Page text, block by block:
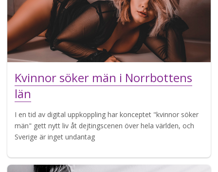
Kvinnor söker män i Norrbottens
län
I en tid av digital uppkoppling har konceptet "kvinnor söker
män" gett nytt liv åt dejtingscenen över hela världen, och
Sverige är inget undantag